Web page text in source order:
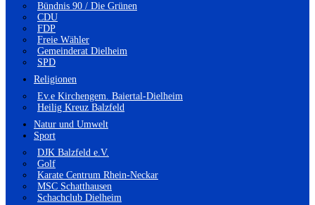
Bündnis 90 / Die Grünen
CDU
FDP
Freie Wähler
Gemeinderat Dielheim
SPD
Religionen
Ev.e Kirchengem. Baiertal-Dielheim
Heilig Kreuz Balzfeld
Natur und Umwelt
Sport
DJK Balzfeld e.V.
Golf
Karate Centrum Rhein-Neckar
MSC Schatthausen
Schachclub Dielheim